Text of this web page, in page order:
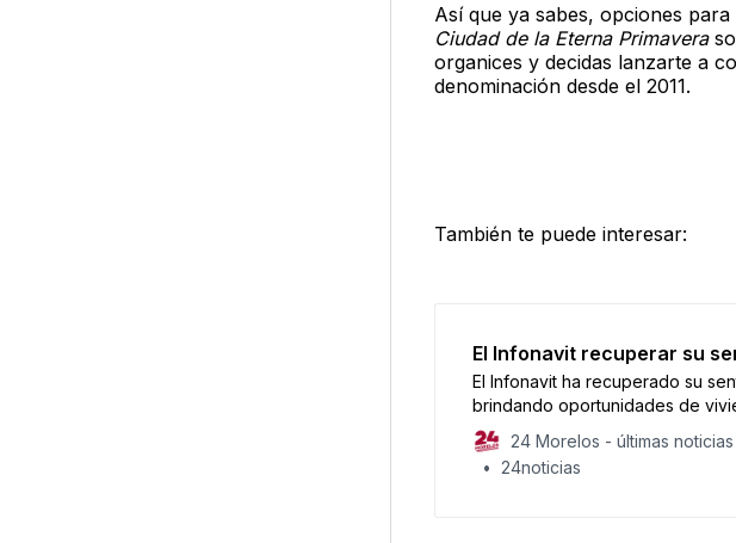
Así que ya sabes, opciones
Ciudad de la Eterna Primavera
organices y decidas lanzarte a
denominación desde el 2011.
También te puede interesar:
El Infonavit recuperar su
El Infonavit ha recuperado su
brindando oportunidades de
accesibles a los trabajadores.
24 Morelos - últimas
24noticias